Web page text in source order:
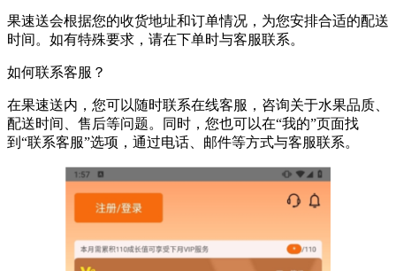
果速送会根据您的收货地址和订单情况，为您安排合适的配送
时间。如有特殊要求，请在下单时与客服联系。
如何联系客服？
在果速送内，您可以随时联系在线客服，咨询关于水果品质、
配送时间、售后等问题。同时，您也可以在“我的”页面找
到“联系客服”选项，通过电话、邮件等方式与客服联系。